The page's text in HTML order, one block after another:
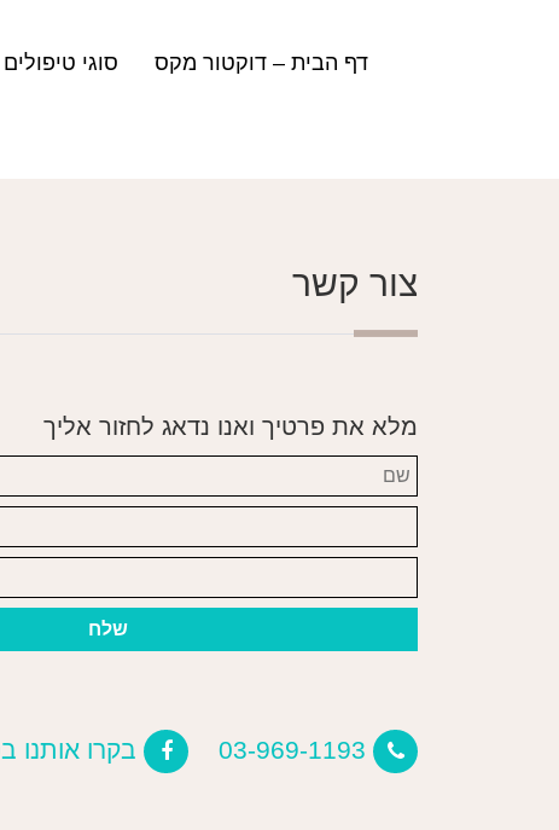
דף הבית – דוקטור מקס סוגי טיפולים
צור קשר
מלא את פרטיך ואנו נדאג לחזור אליך
בקרו אותנו